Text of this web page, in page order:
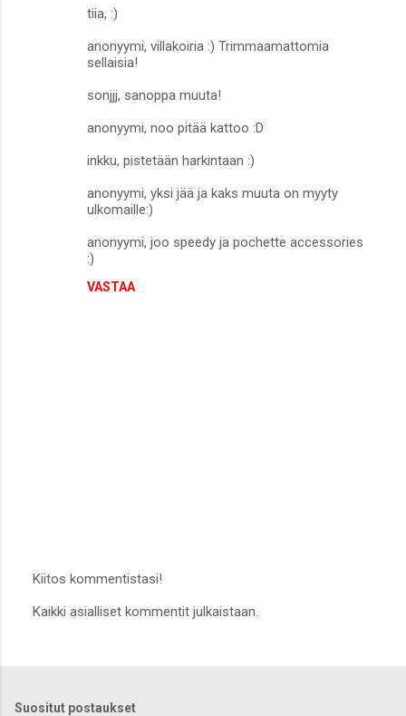
tiia, :)
anonyymi, villakoiria :) Trimmaamattomia
sellaisia!
sonjjj, sanoppa muuta!
anonyymi, noo pitää kattoo :D
inkku, pistetään harkintaan :)
anonyymi, yksi jää ja kaks muuta on myyty
ulkomaille:)
anonyymi, joo speedy ja pochette accessories
:)
VASTAA
ä
o
Kiitos kommentistasi!
Kaikki asialliset kommentit julkaistaan.
Suositut postaukset